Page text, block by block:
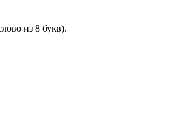
из 8 букв).